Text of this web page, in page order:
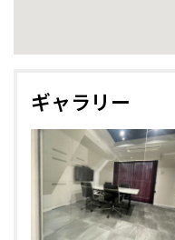
ギャラリー